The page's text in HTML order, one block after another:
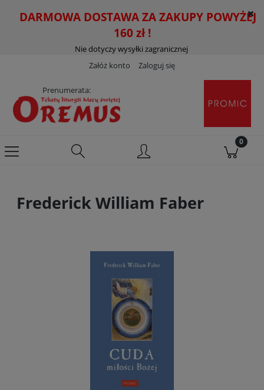
DARMOWA DOSTAWA ZA ZAKUPY POWYŻEJ
160 zł !
Nie dotyczy wysyłki zagranicznej
Załóż konto
Zaloguj się
Prenumerata:
Frederick William Faber